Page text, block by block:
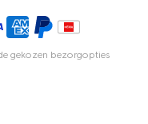
gekozen bezorgopties